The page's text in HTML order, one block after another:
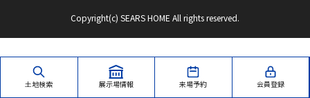
Copyright(c) SEARS HOME All rights reserved.
土地検索 展示場情報 来場予約 会員登録